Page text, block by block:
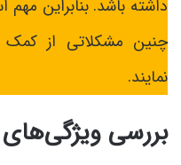
داشته باشد. بنابراین
چنین مشکلاتی از
نمایند.
بررسی ویژگی‌های